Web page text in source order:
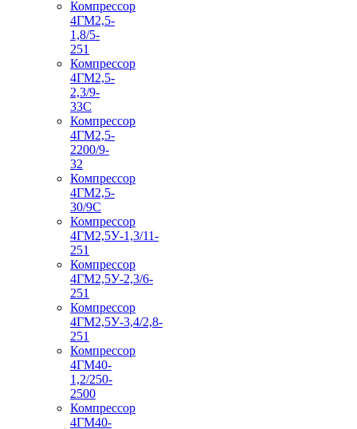
Компрессор
4ГМ2,5-
1,8/5-
251
Компрессор
4ГМ2,5-
2,3/9-
33С
Компрессор
4ГМ2,5-
2200/9-
32
Компрессор
4ГМ2,5-
30/9С
Компрессор
4ГМ2,5У-1,3/11-
251
Компрессор
4ГМ2,5У-2,3/6-
251
Компрессор
4ГМ2,5У-3,4/2,8-
251
Компрессор
4ГМ40-
1,2/250-
2500
Компрессор
4ГМ40-